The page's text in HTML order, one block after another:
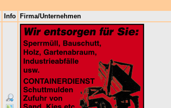
Info Firma/Unternehmen